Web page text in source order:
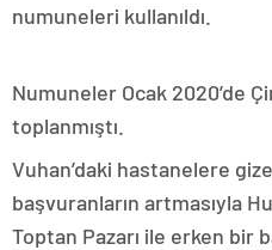
numuneleri kullanıldı.
Numuneler Ocak 2020’de
toplanmıştı.
Vuhan’daki hastanelere
başvuranların artmasıyla
Toptan Pazarı ile erken bir